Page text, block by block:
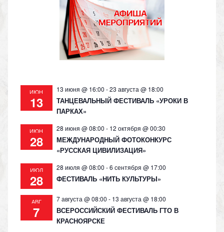
as
s
ni
ki
m p
p
n
k
ИЮН
13
13 июня @ 16:00 -23 августа @ 18:00
ТАНЦЕВАЛЬНЫЙ ФЕСТИВАЛЬ «УРОКИ В
ПАРКАХ»
ИЮН
28
28 июня @ 08:00 - 12 октября @ 00:30
МЕЖДУНАРОДНЫЙ ФОТОКОНКУРС
«РУССКАЯ ЦИВИЛИЗАЦИЯ»
ИЮЛ
28
28 июля @ 08:00 -6 сентября @ 17:00
ФЕСТИВАЛЬ «НИТЬ КУЛЬТУРЫ»
АВГ
7
7 августа @ 08:00 - 13 августа @ 18:00
ВСЕРОССИЙСКИЙ ФЕСТИВАЛЬ ГТО В
КРАСНОЯРСКЕ